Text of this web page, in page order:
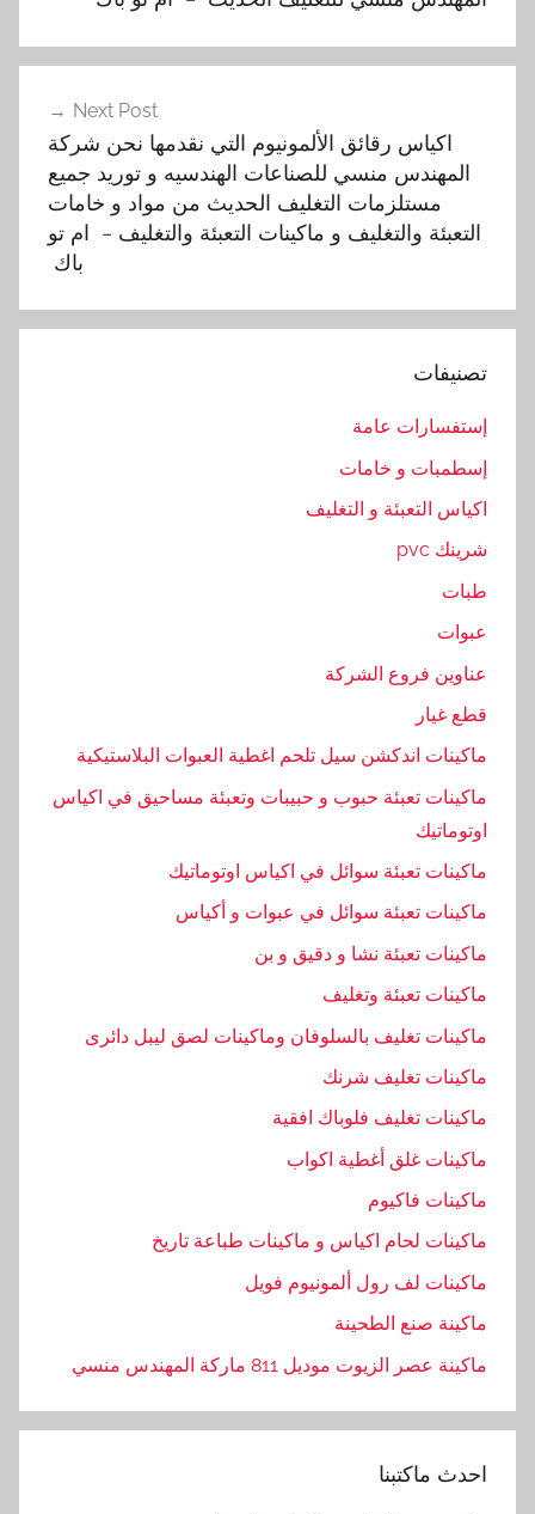
س
,
و
و
,
ا
ت
ع
ب
ة
,
ا
غ
ي
,
ا
ي
,
د
ي
ث
ا
ل
ن
س
Next Post
اكياس رقائق الألمونيوم التي نقدمها نحن شركة
المهندس منسي للصناعات الهندسيه و توريد جميع
مستلزمات التغليف الحديث من مواد و خامات
التعبئة والتغليف و ماكينات التعبئة والتغليف – ام تو
باك
تصنيفات
إستفسارات عامة
إسطمبات و خامات
اكياس التعبئة و التغليف
شرينك pvc
طبات
عبوات
عناوين فروع الشركة
قطع غيار
ماكينات اندكشن سيل تلحم اغطية العبوات البلاستيكية
ماكينات تعبئة حبوب و حبيبات وتعبئة مساحيق في اكياس
اوتوماتيك
ماكينات تعبئة سوائل في اكياس اوتوماتيك
ماكينات تعبئة سوائل في عبوات و أكياس
ماكينات تعبئة نشا و دقيق و بن
ماكينات تعبئة وتغليف
ماكينات تغليف بالسلوفان وماكينات لصق ليبل دائرى
ماكينات تغليف شرنك
ماكينات تغليف فلوباك افقية
ماكينات غلق أغطية اكواب
ماكينات فاكيوم
ماكينات لحام اكياس و ماكينات طباعة تاريخ
ماكينات لف رول ألمونيوم فويل
ماكينة صنع الطحينة
ماكينة عصر الزيوت موديل 811 ماركة المهندس منسي
احدث ماكتبنا